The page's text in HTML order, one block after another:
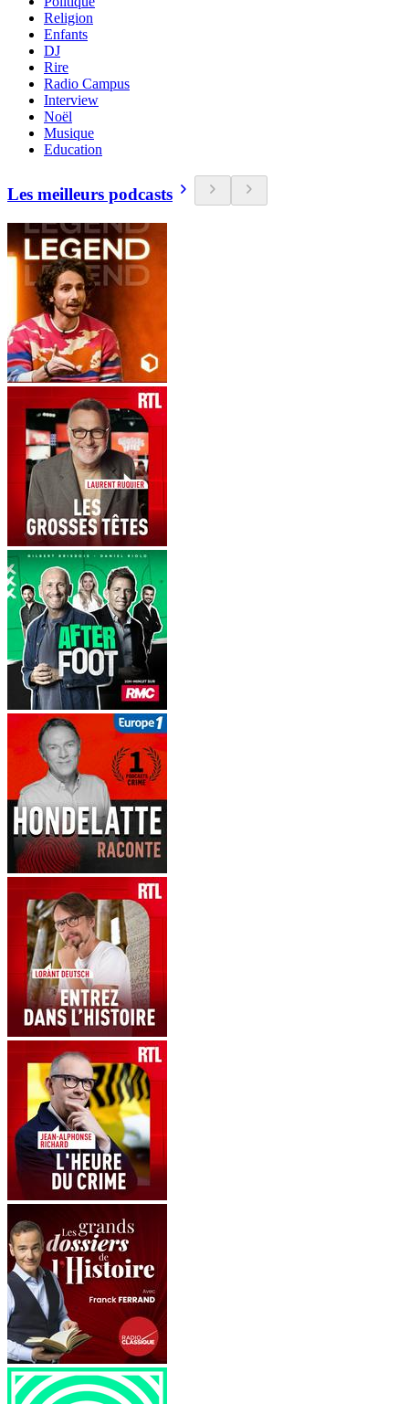
Religion
Enfants
DJ
Rire
Radio Campus
Interview
Noël
Musique
Education
Les meilleurs podcasts